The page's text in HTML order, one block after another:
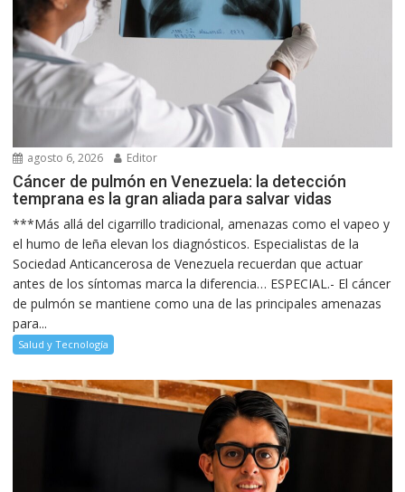
agosto 6, 2026 Editor
Cáncer de pulmón en Venezuela: la detección
temprana es la gran aliada para salvar vidas
***Más allá del cigarrillo tradicional, amenazas como el vapeo y
el humo de leña elevan los diagnósticos. Especialistas de la
Sociedad Anticancerosa de Venezuela recuerdan que actuar
antes de los síntomas marca la diferencia… ESPECIAL.- El cáncer
de pulmón se mantiene como una de las principales amenazas
para...
Salud y Tecnología